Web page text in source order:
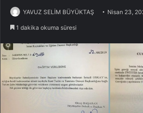
YAVUZ SELİM BÜYÜKTAŞ Nisan 23,
1 dakika okuma süresi